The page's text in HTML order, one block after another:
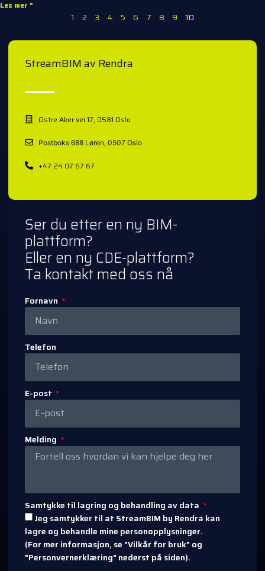
Les mer "
1 2 3 4 5 6 7 8 9 10
StreamBIM av Rendra
Østre Aker vei 17, 0581 Oslo
Postboks 688 Løren, 0507 Oslo
+47 24 07 67 67
Ser du etter en ny BIM-
plattform?
Eller en ny CDE-plattform?
Ta kontakt med oss nå
Fornavn
Telefon
E-post
Melding
Samtykke til lagring og behandling av data
Jeg samtykker til at StreamBIM by Rendra kan
lagre og behandle mine personopplysninger.
(For mer informasjon, se "Vilkår for bruk" og
"Personvernerklæring" nederst på siden).